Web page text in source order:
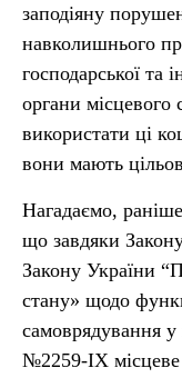
заподіяну
навколишнього
господарської та
органи
використати ці
вони мають
Нагадаємо,
що завдяки
Закону України
стану» щодо
самоврядування у
№2259-IX місцеве